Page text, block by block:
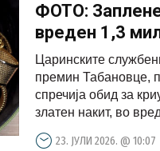
ФОТО:
вреден 1,3
Царинските
премин Табановце,
спречија обид за
златен накит, во
23. ЈУЛИ 2026. @ 10:07